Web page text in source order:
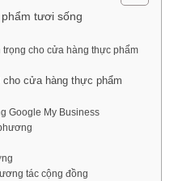
tươi sống
trọng cho cửa hàng thực phẩm
cửa hàng thực phẩm
Google My Business
tác cộng đồng